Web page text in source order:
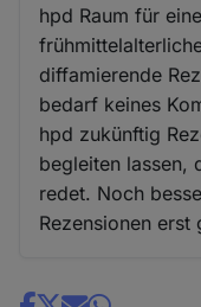
hpd Raum für
diffamierende
bedarf keines
hpd zukünftig
begleiten lassen,
redet. Noch
Rezensionen